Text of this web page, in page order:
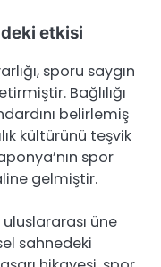
etkisi
sporu saygın
Bağlılığı
belirlemiş
kültürünü teşvik
spor
gelmiştir.
uluslararası üne
sahnedeki